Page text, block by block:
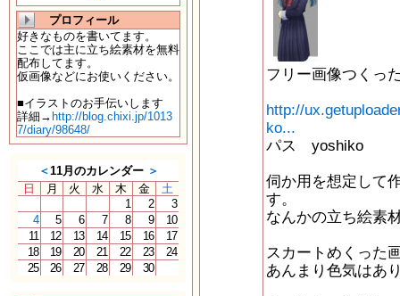
プロフィール
好きなものを書いてます。
ここでは主に立ち絵素材を無料
配布してます。
仮画像などにお使いください。
■イラストのお手伝いします
詳細→ http://blog.chixi.jp/1013
7/diary/98648/
＜11月のカレンダー ＞
日
月 火 水 木 金
土
1
2
3
4
5 6 7 8 9
10
11
12 13 14 15 16
17
18
19 20 21 22 23
24
25
26 27 28 29 30
フリー画像つくっ
http://
ko...
パス yoshiko
伺か用を想定して
す。
なんかの立ち絵素
スカートめくった
あんまり色気はあ